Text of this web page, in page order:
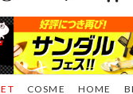
COSME HOME